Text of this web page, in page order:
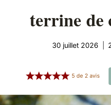
terrine de
30 juillet 2026
5 de2 avis